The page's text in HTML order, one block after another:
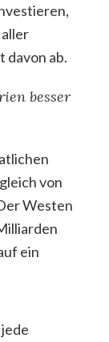
davon ab.
besser
von
Westen
ein